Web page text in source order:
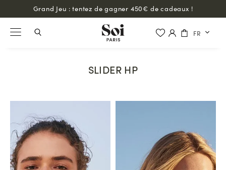
Grand Jeu : tentez de gagner 450€ de cadeaux !
FR
SLIDER HP